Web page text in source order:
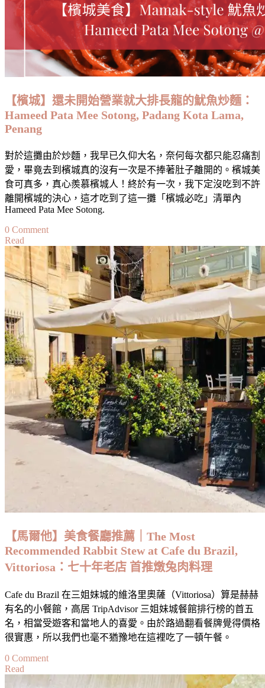
籍
台
灣
的
思
念
～
The
Taiwan
:
Taiwanese
House,
Cheras
【檳城】還未開始營業就大排長龍的魷魚炒麵：
Hameed Pata Mee Sotong, Padang Kota Lama,
Penang
對於這攤由於炒麵，我早已久仰大名，奈何每次都只能忍痛割
愛，畢竟去到檳城真的沒有一次是不捧著肚子離開的。檳城美
食可真多，真心羨慕檳城人！終於有一次，我下定沒吃到不許
離開檳城的決心，這才吃到了這一攤「檳城必吃」清單內
Hameed Pata Mee Sotong.
0 Commenton
城】
還
未
開
始
營
業
就
大
排
長
龍
的
魷
麵：
Sotong,
Padang
Kota
Lama,
Penang
Read
【馬爾他】美食餐廳推薦｜The Most
Recommended Rabbit Stew at Cafe du Brazil,
Vittoriosa：七十年老店 首推燉兔肉料理
Cafe du Brazil 在三姐妹城的維洛里奧薩（Vittoriosa）算是赫赫
有名的小餐館，高居 TripAdvisor 三姐妹城餐館排行榜的首五
名，相當受遊客和當地人的喜愛。由於路過翻看餐牌覺得價格
很實惠，所以我們也毫不猶豫地在這裡吃了一頓午餐。
0 Commenton
Read